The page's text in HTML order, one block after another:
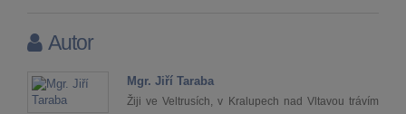
Autor
Mgr. Jiří Taraba
Žiji ve Veltrusích, v Kralupech nad Vltavou trávím